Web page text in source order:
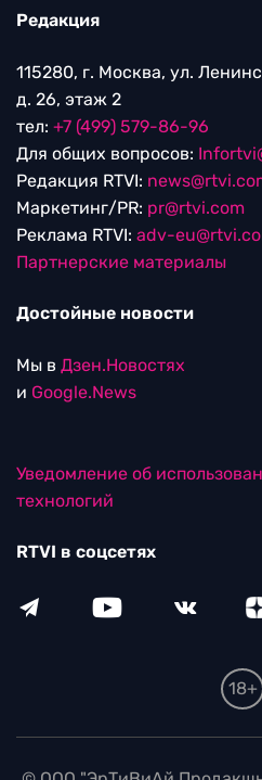
Редакция
115280, г. Москва, ул.
д. 26, этаж 2
тел: +7 (499) 579-86-96
Для общих вопросов:
Редакция RTVI:
Маркетинг/PR: pr@rtvi.com
Реклама RTVI: adv-
Партнерские материалы
Достойные новости
Мы в Дзен.Новостях
и Google.News
Уведомление об
технологий
RTVI в соцсетях
18+